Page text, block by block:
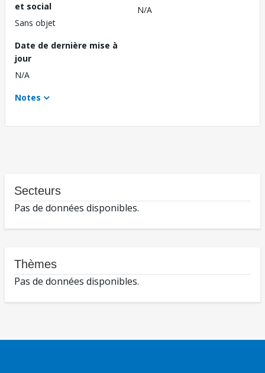
et social
Sans objet
N/A
Date de dernière mise à
jour
N/A
Notes
Secteurs
Pas de données disponibles.
Thèmes
Pas de données disponibles.